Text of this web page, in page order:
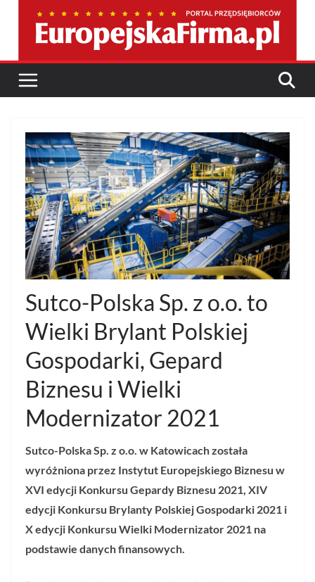
Sutco-Polska Sp. z o.o. to
Wielki Brylant Polskiej
Gospodarki, Gepard
Biznesu i Wielki
Modernizator 2021
Sutco-Polska Sp. z o.o. w Katowicach została
wyróżniona przez Instytut Europejskiego Biznesu w
XVI edycji Konkursu Gepardy Biznesu 2021, XIV
edycji Konkursu Brylanty Polskiej Gospodarki 2021 i
X edycji Konkursu Wielki Modernizator 2021 na
podstawie danych finansowych.